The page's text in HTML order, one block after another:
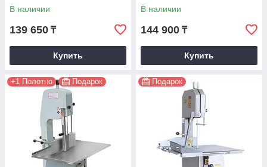
В наличии
139 650 ₸
Купить
В наличии
144 900 ₸
Купить
+1 Полотно Подарок Подарок